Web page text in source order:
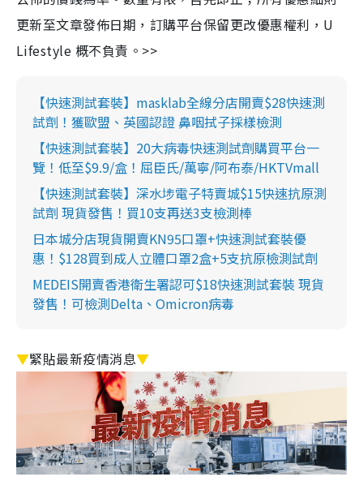
更新至文章發佈日期，訂購平台保留更改優惠權利，U
Lifestyle 概不負責。>>
【快速測試套裝】masklab全線分店開賣$28快速測
試劑！獲歐盟、英國認證 鼻咽拭子採樣檢測
【快速測試套裝】20大病毒快速測試劑購買平台一
覽！低至$9.9/盒！屈臣氏/萬寧/阿布泰/HKTVmall
【快速測試套裝】深水埗電子特賣城$15快速抗原測
試劑 現貨發售！買10支再送3支檢測棒
日本城分店現貨開賣KN95口罩+快速測試套裝優
惠！$128買到成人立體口罩2盒+5支抗原檢測試劑
MEDEIS開賣香港衛生署認可$18快速測試套裝 現貨
發售！可檢測Delta、Omicron病毒
▼緊貼最新疫情消息▼